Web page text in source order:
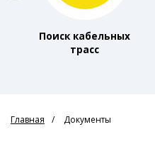
Поиск кабельных
трасс
Главная Документы